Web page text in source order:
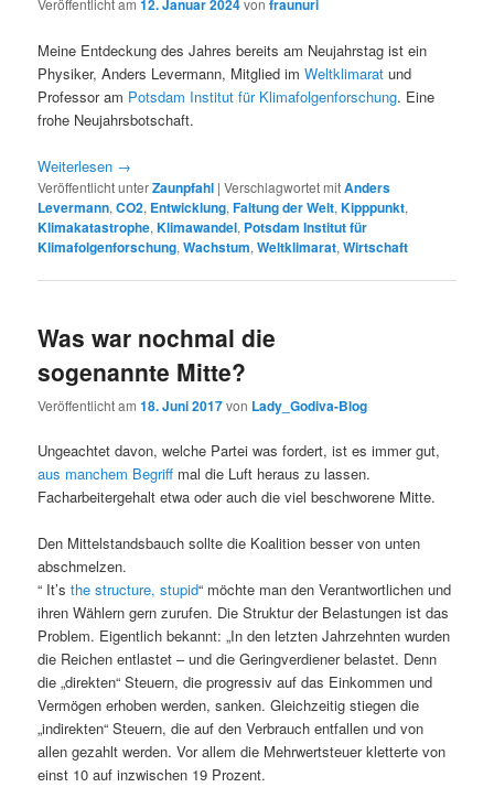
Veröffentlicht am12. Januar 2024vonfraunuri
Meine Entdeckung des Jahres bereits am Neujahrstag ist ein
Physiker, Anders Levermann, Mitglied imWeltklimarat und
Professor am Potsdam Institut für Klimafolgenforschung. Eine
frohe Neujahrsbotschaft.
Weiterlesen →
Veröffentlicht unterZaunpfahl |Verschlagwortet mitAnders
Levermann,CO2, Entwicklung,Faltung der Welt,Kipppunkt,
Klimakatastrophe,Klimawandel, Potsdam Institut für
Klimafolgenforschung,Wachstum,Weltklimarat,Wirtschaft
Was war nochmal die
sogenannte Mitte?
Veröffentlicht am18. Juni 2017von Lady_Godiva-Blog
Ungeachtet davon, welche Partei was fordert, ist es immer gut,
aus manchem Begriff mal die Luft heraus zu lassen.
Facharbeitergehalt etwa oder auch die viel beschworene Mitte.
Den Mittelstandsbauch sollte die Koalition besser von unten
abschmelzen.
“ It’sthe structure, stupid“ möchte man den Verantwortlichen und
ihren Wählern gern zurufen. Die Struktur der Belastungen ist das
Problem. Eigentlich bekannt: „In den letzten Jahrzehnten wurden
die Reichen entlastet – und die Geringverdiener belastet. Denn
die „direkten“ Steuern, die progressiv auf das Einkommen und
Vermögen erhoben werden, sanken. Gleichzeitig stiegen die
„indirekten“ Steuern, die auf den Verbrauch entfallen und von
allen gezahlt werden. Vor allem die Mehrwertsteuer kletterte von
einst 10 auf inzwischen 19 Prozent.